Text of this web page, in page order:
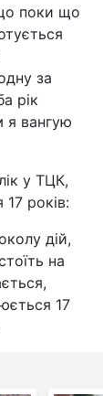
поки що
за
рік
я вангую
у ТЦК,
років:
дій,
на
17